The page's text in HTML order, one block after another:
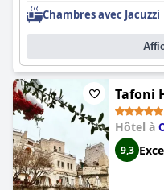
Chambres avec Jacuzzi
Tafoni
Hôtel à
9,3